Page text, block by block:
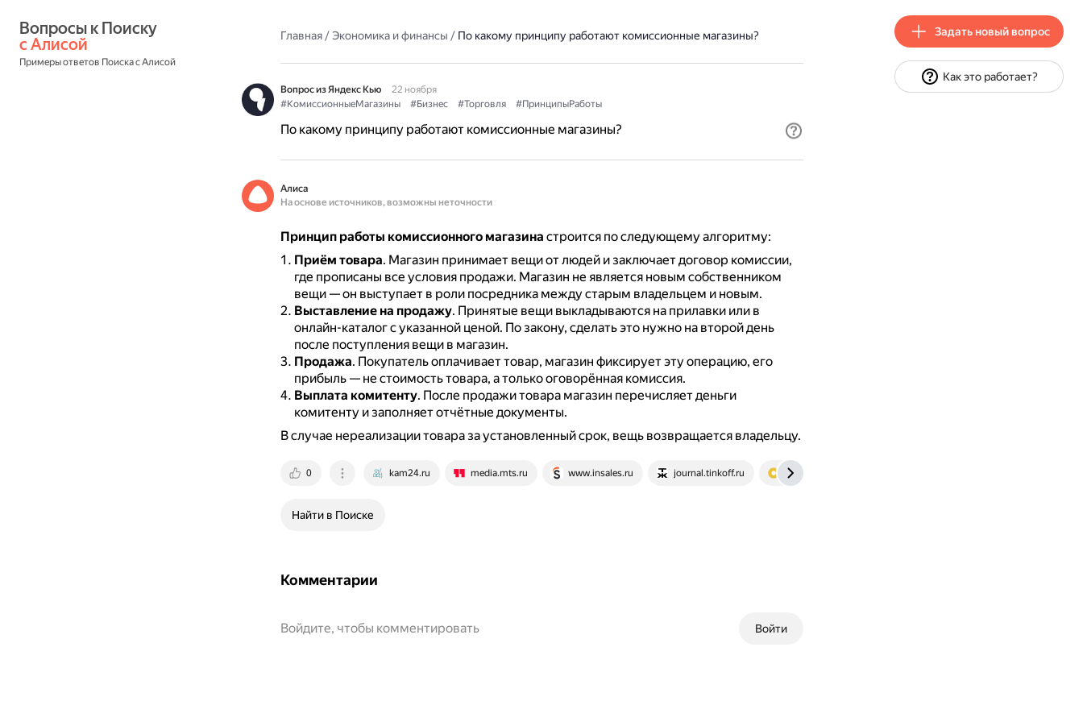
с Алисой
Примеры ответов Поиска с Алисой
Главная/Экономика и финансы / По какому принципу работают комиссионные магазины?
Вопрос из Яндекс Кью
22 ноября
#КомиссионныеМагазины
#Бизнес #Торговля #ПринципыРаботы
По какому принципу работают комиссионные магазины?
Алиса
На основе источников, возможны неточности
Принцип работы комиссионного магазина строится по следующему алгоритму:
Приём товара. Магазин принимает вещи от людей и заключает договор комиссии,
где прописаны все условия продажи. Магазин не является новым собственником
вещи — он выступает в роли посредника между старым владельцем и новым.
Выставление на продажу. Принятые вещи выкладываются на прилавки или в
онлайн-каталог с указанной ценой. По закону, сделать это нужно на второй день
после поступления вещи в магазин.
Продажа. Покупатель оплачивает товар, магазин фиксирует эту операцию, его
прибыль — не стоимость товара, а только оговорённая комиссия.
Выплата комитенту. После продажи товара магазин перечисляет деньги
комитенту и заполняет отчётные документы.
В случае нереализации товара за установленный срок, вещь возвращается владельцу.
0 kam24.ru media.mts.ru www.insales.ru journal.tinkoff.ru www.openbusiness.ru
Найти в Поиске
Комментарии
Войти
Войдите, чтобы комментировать
Задать новый вопрос
Как это работает?